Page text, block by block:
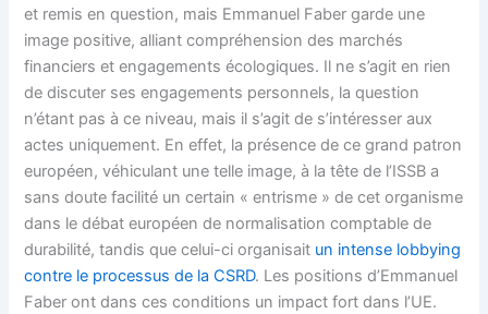
et remis en question, mais Emmanuel Faber garde une
image positive, alliant compréhension des marchés
financiers et engagements écologiques. Il ne s’agit en rien
de discuter ses engagements personnels, la question
n’étant pas à ce niveau, mais il s’agit de s’intéresser aux
actes uniquement. En effet, la présence de ce grand patron
européen, véhiculant une telle image, à la tête de l’ISSB a
sans doute facilité un certain « entrisme » de cet organisme
dans le débat européen de normalisation comptable de
durabilité, tandis que celui-ci organisait un intense lobbying
contre le processus de la CSRD. Les positions d’Emmanuel
Faber ont dans ces conditions un impact fort dans l’UE.